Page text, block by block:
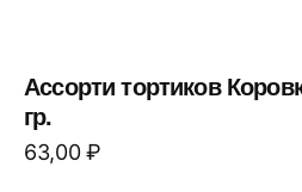
Ассорти тортиков
гр.
63,00₽